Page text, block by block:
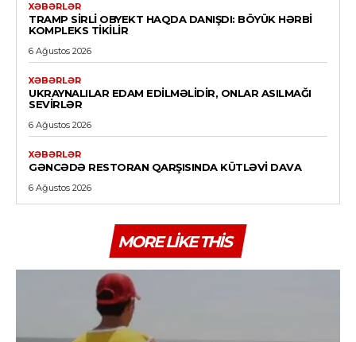
XƏBƏRLƏR
TRAMP SIRLI OBYEKT HAQDA DANIŞDI: BÖYÜK HƏRBI
KOMPLEKS TIKILIR
6 Ağustos 2026
XƏBƏRLƏR
UKRAYNALILAR EDAM EDILMƏLIDIR, ONLAR ASILMAĞI
SEVIRLƏR
6 Ağustos 2026
XƏBƏRLƏR
GƏNCƏDƏ RESTORAN QARŞISINDA KÜTLƏVI DAVA
6 Ağustos 2026
MORE LIKE THIS